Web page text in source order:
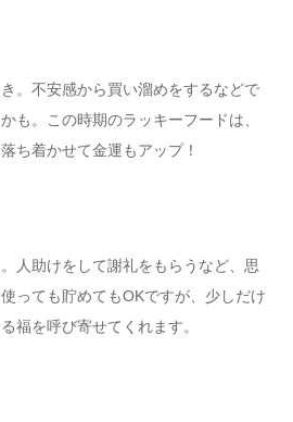
。不安感から買い溜めをするなどで
も。この時期のラッキーフードは、
ち着かせて金運もアップ！
人助けをして謝礼をもらうなど、思
っても貯めてもOKですが、少しだけ
福を呼び寄せてくれます。